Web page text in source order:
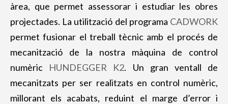
àrea, que permet assessorar i estudiar les obres
projectades. La utilització del programa CADWORK
permet fusionar el treball tècnic amb el procés de
mecanització de la nostra màquina de control
numèric HUNDEGGER K2. Un gran ventall de
mecanitzats per ser realitzats en control numèric,
millorant els acabats, reduint el marge d’error i